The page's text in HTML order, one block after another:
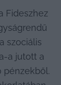
Fideszhez
szociális
a jutott a
pénzekből.